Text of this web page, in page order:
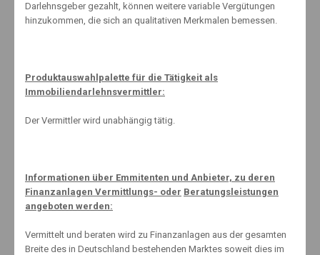
Ausparkhilfe für Urlauber
9. September 2013
Darlehnsgeber gezahlt, können weitere variable Vergütungen
hinzukommen, die sich an qualitativen Merkmalen bemessen.
Produktauswahlpalette für die Tätigkeit als
Immobiliendarlehnsvermittler:
Der Vermittler wird unabhängig tätig.
Informationen über Emmitenten und Anbieter, zu deren
Finanzanlagen Vermittlungs- oder Beratungsleistungen
angeboten werden:
Vermittelt und beraten wird zu Finanzanlagen aus der gesamten
Breite des in Deutschland bestehenden Marktes soweit dies im